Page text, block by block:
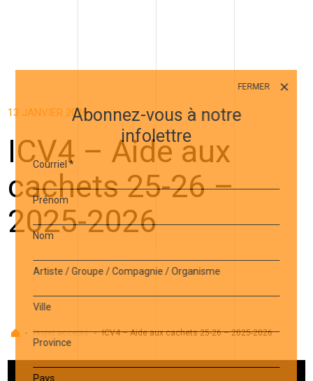
13 JANVIER 2026
ICV4 – Aide aux
cachets 25-26 –
2025-2026
Accueil
- Projet accepté - ICV4 – Aide aux cachets 25-26 – 2025-2026
FERMER
Abonnez-vous à notre
infolettre
Courriel*
Prénom
Nom
Artiste / Groupe / Compagnie / Organisme
Ville
Province
Pays